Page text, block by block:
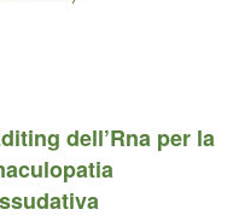
dell’Rna per la